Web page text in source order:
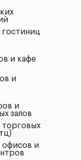
гостиниц
и кафе
и
и
залов
торговых
офисов и